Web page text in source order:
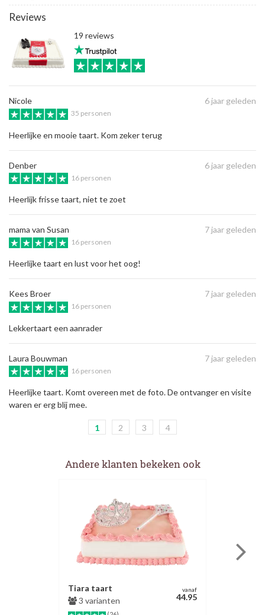
Reviews
19 reviews
Nicole 6 jaar geleden
35 personen
Heerlijke en mooie taart. Kom zeker terug
Denber 6 jaar geleden
16 personen
Heerlijk frisse taart, niet te zoet
mama van Susan 7 jaar geleden
16 personen
Heerlijke taart en lust voor het oog!
Kees Broer 7 jaar geleden
16 personen
Lekkertaart een aanrader
Laura Bouwman 7 jaar geleden
16 personen
Heerlijke taart. Komt overeen met de foto. De ontvanger en visite
waren er erg blij mee.
1 2 3 4
Andere klanten bekeken ook
Tiara taart
3 varianten
vanaf
44.95